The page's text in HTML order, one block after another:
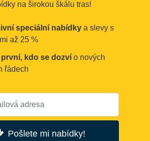
na širokou škálu tras!
speciální nabídky a slevy s
až 25 %
kdo se dozví o nových
řádech
Pošlete mi nabídky!